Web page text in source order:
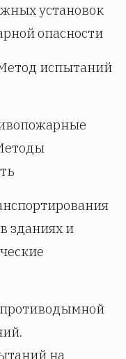
установок
опасности
испытаний
зданиях и
на